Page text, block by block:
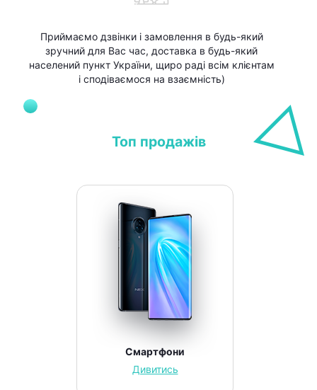
Приймаємо дзвінки і замовлення в будь-який
зручний для Вас час, доставка в будь-який
населений пункт України, щиро раді всім клієнтам
і сподіваємося на взаємність)
Топ продажів
Смартфони
Дивитись